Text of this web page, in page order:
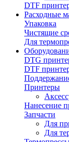
DTF
Расходные
Упаковка
Чистящие
Для
DTG
DTF
Принтеры
Нанесение
Запчасти
Для
Для